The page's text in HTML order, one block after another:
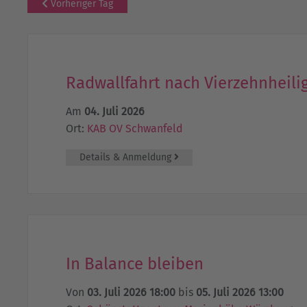
Vorheriger Tag
Radwallfahrt nach
Am 04. Juli 2026
Ort: KAB OV Schwanfeld
Details & Anmeldung
In Balance bleiben
Von 03. Juli 2026 18:00 bis 05. Juli 2026 13:00